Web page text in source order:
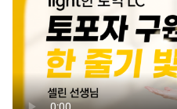
최고란 말이 어색하지 않다.
듣기 개념 정리하는데 정말 좋은
에듀윌 토익 기대를 넘어 내용이